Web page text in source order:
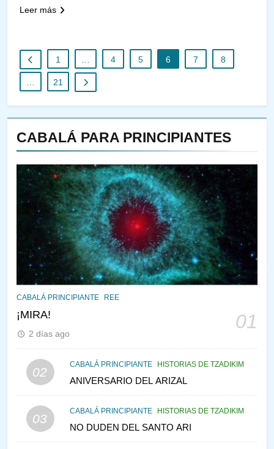
CABALÁ PARA PRINCIPIANTES
CABALÁ PRINCIPIANTE REE
¡MIRA! 01
2 días ago
02
CABALÁ PRINCIPIANTE HISTORIAS DE TZADIKIM
ANIVERSARIO DEL ARIZAL
03
CABALÁ PRINCIPIANTE HISTORIAS DE TZADIKIM
NO DUDEN DEL SANTO ARI
¿QUIÉN ES SABIO? EL QUE
VE LO QUE VA A NACER
PENSAMIENTO JUDÍO PIRKEI AVOT
145
CABALÁ Y JASIDUT: EL
CONSEJO DE LOS PADRES
146
TEMPLO Y LA ALEGRÍA EN
Leer más
1 4 5 6 7 8
21